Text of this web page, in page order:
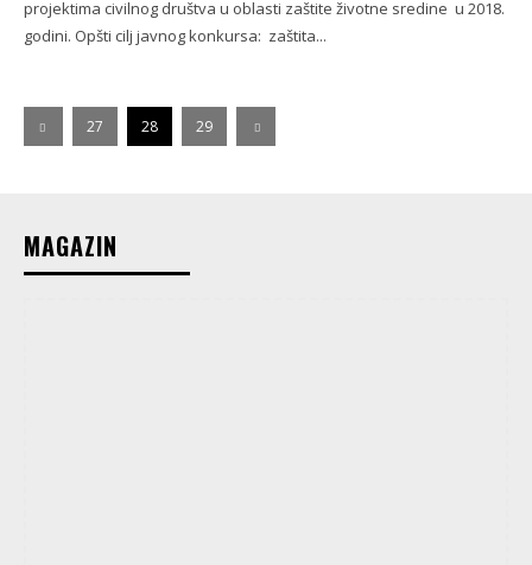
projektima civilnog društva u oblasti zaštite životne sredine u 2018.
godini. Opšti cilj javnog konkursa: zaštita...
27 28 29
MAGAZIN